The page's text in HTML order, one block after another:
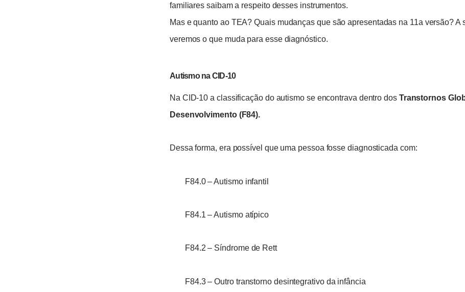
familiares saibam a respeito desses instrumentos.
Mas e quanto ao TEA? Quais mudanças que são apresentadas na 11a versão? A
veremos o que muda para esse diagnóstico.
Autismo na CID-10
Na CID-10 a classificação do autismo se encontrava dentro dos Transtornos
Desenvolvimento (F84).
Dessa forma, era possível que uma pessoa fosse diagnosticada com:
F84.0 – Autismo infantil
F84.1 – Autismo atípico
F84.2 – Síndrome de Rett
F84.3 – Outro transtorno desintegrativo da infância